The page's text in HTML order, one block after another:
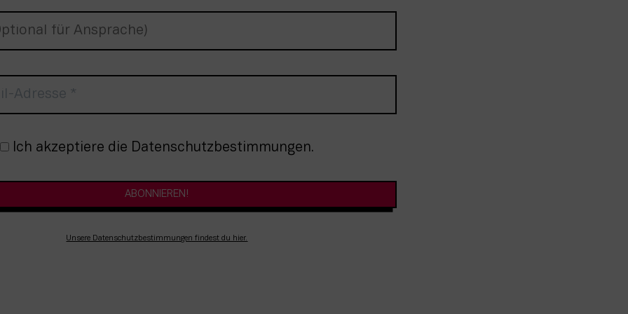
Ich akzeptiere die Datenschutzbestimmungen.
Unsere Datenschutzbestimmungen findest du hier.